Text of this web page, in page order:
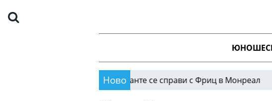
Ново
Медведев, Тиранте се справи с Фриц в Монреал 10:02